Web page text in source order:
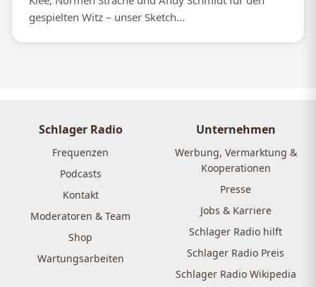
gespielten Witz – unser Sketch...
Schlager Radio
Frequenzen
Podcasts
Kontakt
Moderatoren & Team
Shop
Wartungsarbeiten
Unternehmen
Werbung, Vermarktung &
Kooperationen
Presse
Jobs & Karriere
Schlager Radio hilft
Schlager Radio Preis
Schlager Radio Wikipedia